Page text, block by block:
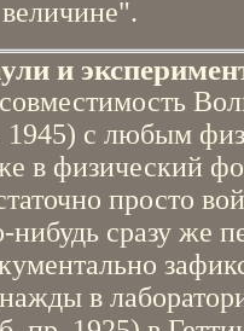
величине".
и
1945) с любым
в физический
просто
нибудь сразу же
в